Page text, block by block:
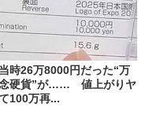
時26万8000円だった“万
硬貨”が…… 値上がりヤ
100万再...